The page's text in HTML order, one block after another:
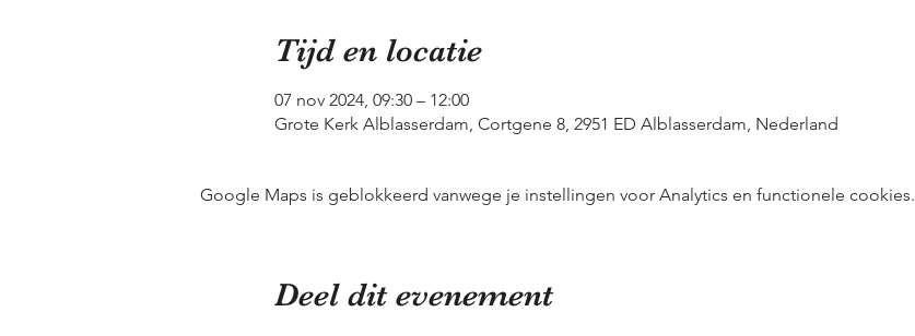
Tijd en locatie
07 nov 2024, 09:30 – 12:00
Grote Kerk Alblasserdam, Cortgene 8, 2951 ED Alblasserdam, Nederland
Google Maps is geblokkeerd vanwege je instellingen voor Analytics en functionele cookies.
Deel dit evenement